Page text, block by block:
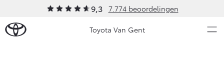
9,3 7.774 beoordelingen
Toyota Van Gent